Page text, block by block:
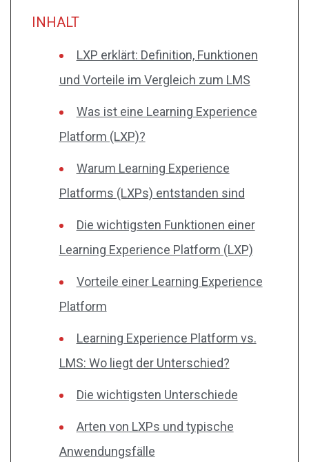
INHALT
LXP erklärt: Definition, Funktionen
und Vorteile im Vergleich zum LMS
Was ist eine Learning Experience
Platform (LXP)?
Warum Learning Experience
Platforms (LXPs) entstanden sind
Die wichtigsten Funktionen einer
Learning Experience Platform (LXP)
Vorteile einer Learning Experience
Platform
Learning Experience Platform vs.
LMS: Wo liegt der Unterschied?
Die wichtigsten Unterschiede
Arten von LXPs und typische
Anwendungsfälle